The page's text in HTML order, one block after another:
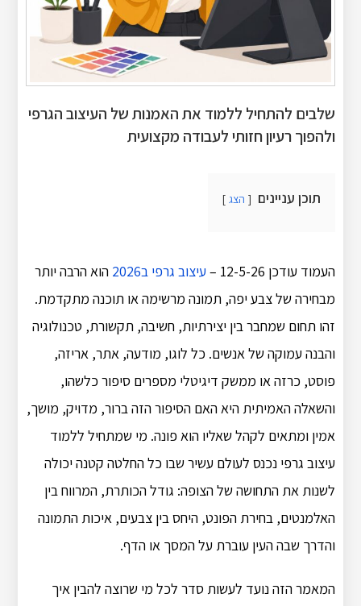
שלבים להתחיל ללמוד את האמנות של העיצוב הגרפי
ולהפוך רעיון חזותי לעבודה מקצועית
תוכן עניינים הצג
העמוד עודכן 12-5-26 – עיצוב גרפי ב2026
הוא הרבה יותר
מבחירה של צבע יפה, תמונה מרשימה או תוכנה מתקדמת.
זהו תחום שמחבר בין יצירתיות, חשיבה, תקשורת, טכנולוגיה
והבנה עמוקה של אנשים. כל לוגו, מודעה, אתר, אריזה,
פוסט, כרזה או ממשק דיגיטלי מספרים סיפור כלשהו,
והשאלה האמיתית היא האם הסיפור הזה ברור, מדויק, מושך,
אמין ומתאים לקהל שאליו הוא פונה. מי שמתחיל ללמוד
עיצוב גרפי נכנס לעולם עשיר שבו כל החלטה קטנה יכולה
לשנות את התחושה של הצופה: גודל הכותרת, המרווח בין
האלמנטים, בחירת הפונט, היחס בין צבעים, איכות התמונה
והדרך שבה העין עוברת על המסך או הדף.
המאמר הזה נועד לעשות סדר לכל מי שרוצה להבין איך